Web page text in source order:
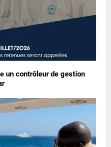
un contrôleur de gestion